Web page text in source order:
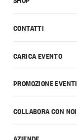
CONTATTI
CARICA EVENTO
PROMOZIONE EVENTI
COLLABORA CON NOI